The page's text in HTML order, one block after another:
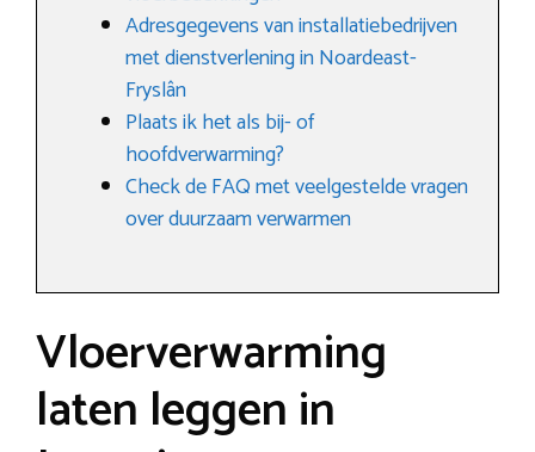
Adresgegevens van installatiebedrijven
met dienstverlening in Noardeast-
Fryslân
Plaats ik het als bij- of
hoofdverwarming?
Check de FAQ met veelgestelde vragen
over duurzaam verwarmen
Vloerverwarming
laten leggen in